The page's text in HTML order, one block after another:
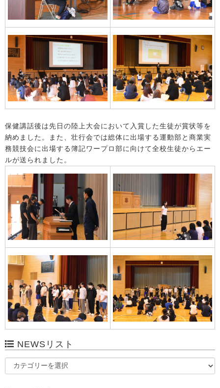
保健講話後は先日の陸上大会において入賞した生徒が賞状等を
納めました。また、壮行会では総体に出場する運動部と商業実
務競技会に出場する簿記ワープロ部に向けて全校生徒からエー
ルが送られました。
NEWSリスト